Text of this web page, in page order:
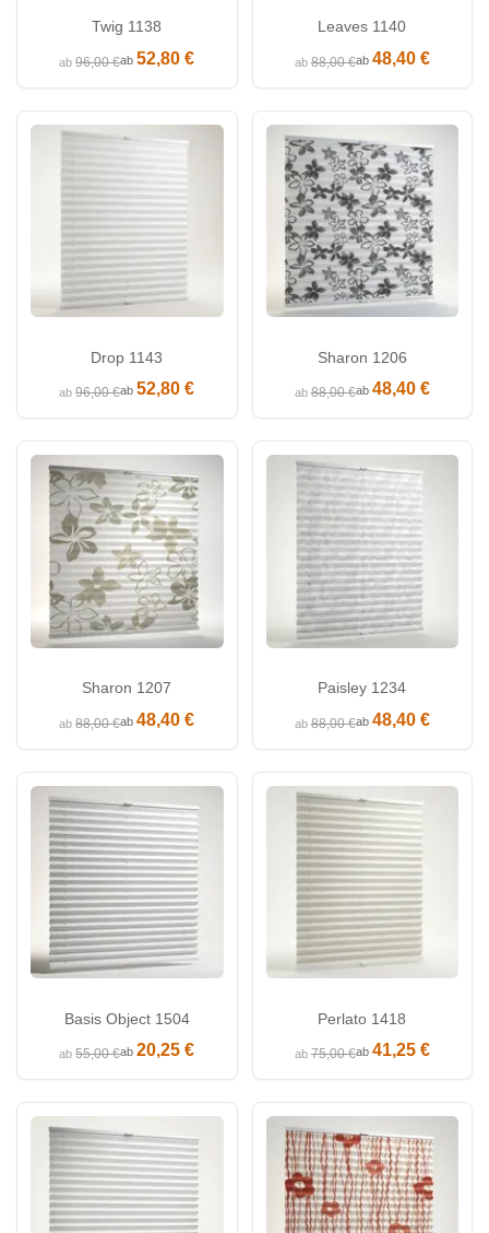
Twig 1138
ab96,00 €ab52,80 €
Leaves 1140
ab88,00 €ab 48,40 €
Drop 1143
ab96,00 €ab52,80 €
Sharon 1206
ab88,00 €ab 48,40 €
Sharon 1207
ab88,00 €ab48,40 €
Paisley 1234
ab88,00 €ab 48,40 €
Basis Object 1504
ab55,00 €ab20,25 €
Perlato 1418
ab75,00 €ab 41,25 €